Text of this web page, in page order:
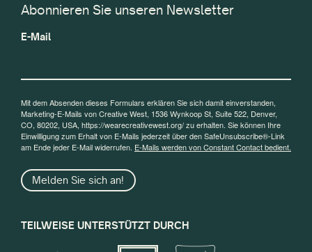
Abonnieren Sie unseren Newsletter
E-Mail
Mit dem Absenden dieses Formulars erklären Sie sich damit einverstanden,
Marketing-E-Mails von Creative West, 1536 Wynkoop St, Suite 522, Denver,
CO, 80202, USA, https://wearecreativewest.org/ zu erhalten. Sie können Ihre
Einwilligung zum Erhalt von E-Mails jederzeit über den SafeUnsubscribe®-Link
am Ende jeder E-Mail widerrufen. E-Mails werden von Constant Contact bedient.
Melden Sie sich an!
TEILWEISE UNTERSTÜTZT DURCH